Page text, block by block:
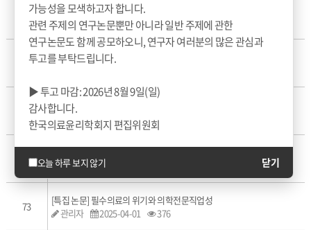
77
[한국의료윤리학회지] 27권 1호 원고모집 연장 안내
관리자
2025-04-01 353
76
[한국의료윤리학회] 2024년 연회비 납부안내드립니다.
75
[한국의료윤리학회지] 27권 1호 원고모집 안내
관리자
2025-04-01 353
74
관리자
2025-04-01
73
[특집 논문] 필수의료의 위기와 의학전문직업성
관리자
2025-04-01 376
가능성을 모색하고자 합니다.
관련 주제의 연구논문뿐만 아니라 일반 주제에 관한
연구논문도 함께 공모하오니, 연구자 여러분의 많은 관심과
투고를 부탁드립니다.
▶ 투고 마감: 2026년 8월 9일(일)
감사합니다.
한국의료윤리학회지 편집위원회
오늘 하루 보지 않기 닫기